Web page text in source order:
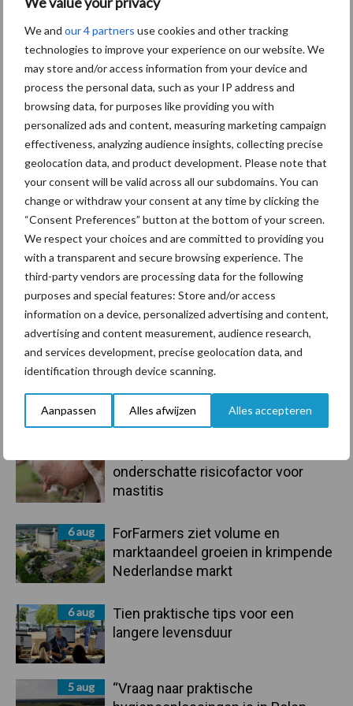
We and our 4 partners use cookies and other tracking
technologies to improve your experience on our website. We
may store and/or access information from your device and
process the personal data, such as your IP address and
browsing data, for purposes like providing you with
personalized ads and content, measuring marketing campaign
effectiveness, analyzing audience insights, collecting precise
geolocation data, and product development. Please note that
your consent will be valid across all our subdomains. You can
change or withdraw your consent at any time by clicking the
“Consent Preferences” button at the bottom of your screen.
We respect your choices and are committed to providing you
with a transparent and secure browsing experience. The
third-party vendors are processing data for the following
purposes and special features: Store and/or access
information on a device, personalized advertising and content,
advertising and content measurement, audience research,
and services development, precise geolocation data, and
identification through device scanning.
Aanpassen Alles afwijzen Alles accepteren
Primaire
Sidebar
Recent nieuws Partner nieuws
7 aug
Grondstoffenmarkt blijft grillig:
droogte en geopolitiek houden
handel in de greep
onderschatte risicofactor voor
mastitis
6 aug
ForFarmers ziet volume en
marktaandeel groeien in krimpende
Nederlandse markt
6 aug
Tien praktische tips voor een
langere levensduur
5 aug
“Vraag naar praktische
Themapagina's
Diergezondheid Bemesting Fokkerij
Bedrijfsnieuws
Ligbox &
Voerhekken
Toon meer